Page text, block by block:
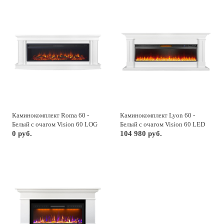
Каминокомплект Roma 60 -
Белый с очагом Vision 60 LOG
LED
0 руб.
Каминокомплект Lyon 60 -
Белый с очагом Vision 60 LED
104 980 руб.